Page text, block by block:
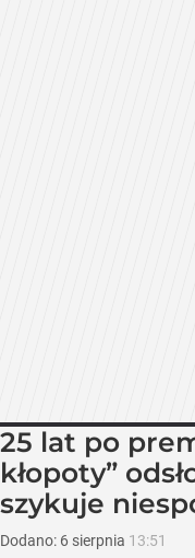
25 lat po
kłopoty”
szykuje
Dodano: 6 sierpnia 13:51